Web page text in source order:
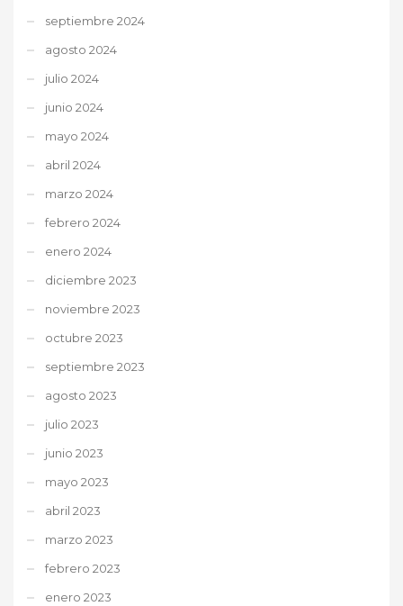
septiembre 2024
agosto 2024
julio 2024
junio 2024
mayo 2024
abril 2024
marzo 2024
febrero 2024
enero 2024
diciembre 2023
noviembre 2023
octubre 2023
septiembre 2023
agosto 2023
julio 2023
junio 2023
mayo 2023
abril 2023
marzo 2023
febrero 2023
enero 2023